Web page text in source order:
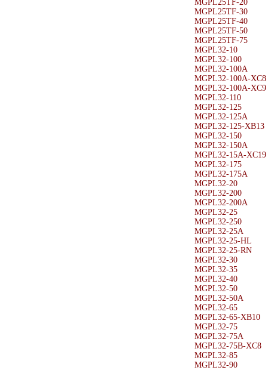
MGPL25TF-20
MGPL25TF-30
MGPL25TF-40
MGPL25TF-50
MGPL25TF-75
MGPL32-10
MGPL32-100
MGPL32-100A
MGPL32-100A-XC8
MGPL32-100A-XC9
MGPL32-110
MGPL32-125
MGPL32-125A
MGPL32-125-XB13
MGPL32-150
MGPL32-150A
MGPL32-15A-XC19
MGPL32-175
MGPL32-175A
MGPL32-20
MGPL32-200
MGPL32-200A
MGPL32-25
MGPL32-250
MGPL32-25A
MGPL32-25-HL
MGPL32-25-RN
MGPL32-30
MGPL32-35
MGPL32-40
MGPL32-50
MGPL32-50A
MGPL32-65
MGPL32-65-XB10
MGPL32-75
MGPL32-75A
MGPL32-75B-XC8
MGPL32-85
MGPL32-90